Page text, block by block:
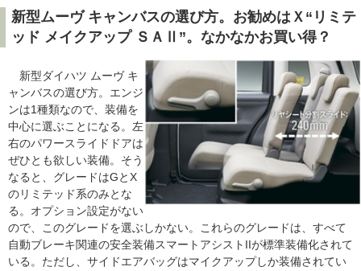
新型ムーヴ キャンバスの選び方。お勧めはＸ“リミテ
ッド メイクアップ ＳＡⅡ”。なかなかお買い得？
新型ダイハツ ムーヴ キ
ャンバスの選び方。エンジ
ンは1種類なので、装備を
中心に選ぶことになる。左
右のパワースライドドアは
ぜひとも欲しい装備。そう
なると、グレードはGとX
のリミテッド系のみとな
る。オプション設定がない
ので、このグレードを選ぶしかない。これらのグレードは、すべて
自動ブレーキ関連の安全装備スマートアシストIIが標準装備化されて
いる。ただし、サイドエアバッグはマイクアップしか装備されてい